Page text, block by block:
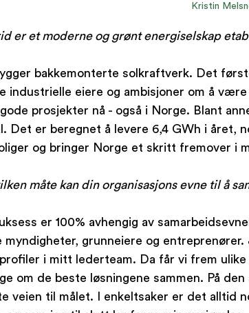
Kristin
er et moderne og grønt energiselskap
bakkemonterte solkraftverk. Det
industrielle eiere og ambisjoner om å
prosjekter nå - også i Norge. Blant
Det er beregnet å levere 6,4 GWh i året,
og bringer Norge et skritt fremover i
måte kan din organisasjons evne til å
er 100% avhengig av
myndigheter, grunneiere og
i mitt lederteam. Da får vi frem
om de beste løsningene sammen. På
veien til målet. I enkeltsaker er det alltid